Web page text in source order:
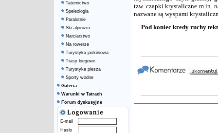
Taternictwo
Speleologia
Paralotnie
Ski-alpinizm
Narciarstwo
Na rowerze
Turystyka jaskiniowa
Trasy biegowe
Turystyka piesza
Sporty wodne
Galeria
Warunki w Tatrach
Forum dyskusyjne
E-mail
Hasło
tzw. czapki krystaliczne m.in.
nazwane są wyspami
Pod koniec kredy ruchy